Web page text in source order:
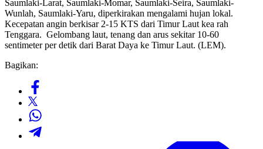
Saumlaki-Larat, Saumlaki-Momar, Saumlaki-Seira, Saumlaki-
Wunlah, Saumlaki-Yaru, diperkirakan mengalami hujan lokal.
Kecepatan angin berkisar 2-15 KTS dari Timur Laut kea rah
Tenggara. Gelombang laut, tenang dan arus sekitar 10-60
sentimeter per detik dari Barat Daya ke Timur Laut. (LEM).
Bagikan: